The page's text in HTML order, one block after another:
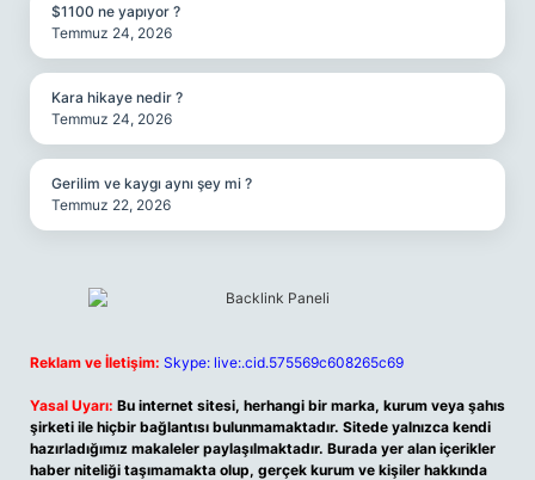
$1100 ne yapıyor ?
Temmuz 24, 2026
Kara hikaye nedir ?
Temmuz 24, 2026
Gerilim ve kaygı aynı şey mi ?
Temmuz 22, 2026
Reklam ve İletişim: Skype: live:.cid.575569c608265c69
Yasal Uyarı: Bu internet sitesi, herhangi bir marka, kurum veya şahıs
şirketi ile hiçbir bağlantısı bulunmamaktadır. Sitede yalnızca kendi
hazırladığımız makaleler paylaşılmaktadır. Burada yer alan içerikler
haber niteliği taşımamakta olup, gerçek kurum ve kişiler hakkında